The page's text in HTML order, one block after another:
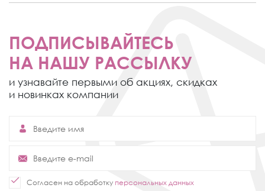
ПОДПИСЫВАЙТЕСЬ
НА НАШУ РАССЫЛКУ
и узнавайте первыми об акциях, скидках
и новинках компании
Согласен на обработку персональных данных